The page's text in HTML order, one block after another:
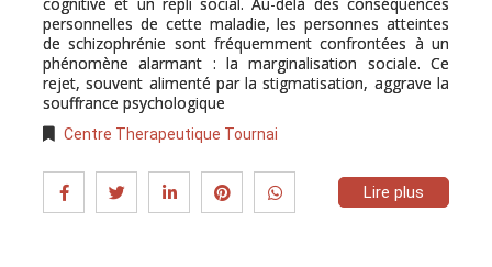
personnelles de cette maladie, les personnes atteintes
de schizophrénie sont fréquemment confrontées à un
phénomène alarmant : la marginalisation sociale. Ce
rejet, souvent alimenté par la stigmatisation, aggrave la
souffrance psychologique
Centre Therapeutique Tournai
Lire plus